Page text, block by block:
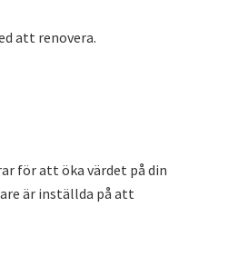
att renovera.
för att öka värdet på din
är inställda på att